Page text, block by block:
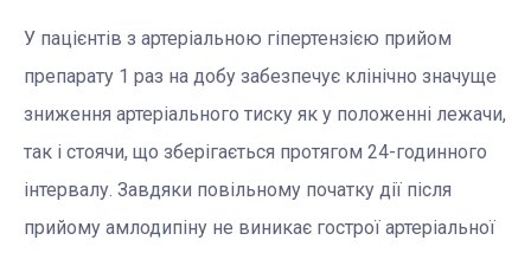
У пацієнтів з артеріальною гіпертензією прийом
препарату 1 раз на добу забезпечує клінічно значуще
зниження артеріального тиску як у положенні лежачи,
так і стоячи, що зберігається протягом 24-годинного
інтервалу. Завдяки повільному початку дії після
прийому амлодипіну не виникає гострої артеріальної